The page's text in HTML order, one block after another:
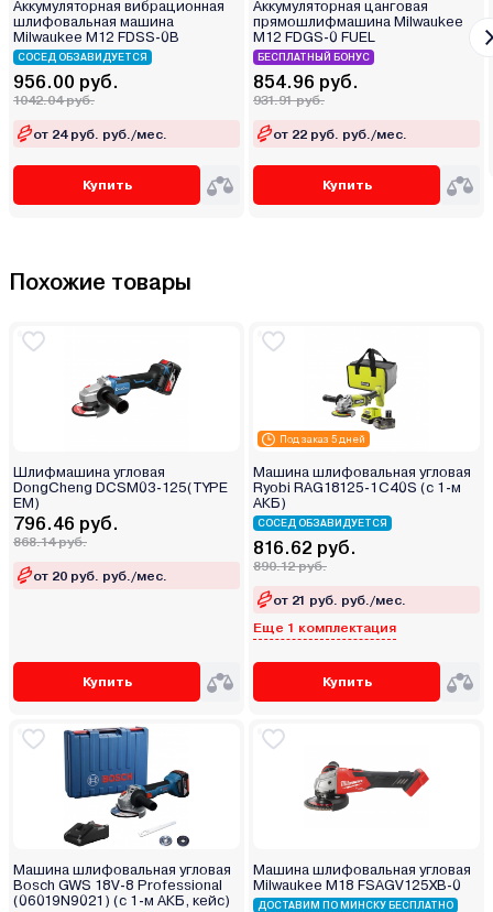
Аккумуляторная вибрационная
шлифовальная машина
Milwaukee M12 FDSS-0B
СОСЕД ОБЗАВИДУЕТСЯ
956.00 руб.
1042.04 руб.
от 24 руб. руб./мес.
Купить
Аккумуляторная цанговая
прямошлифмашина Milwaukee
M12 FDGS-0 FUEL
БЕСПЛАТНЫЙ БОНУС
854.96 руб.
931.91 руб.
от 22 руб. руб./мес.
Купить
Похожие товары
Шлифмашина угловая
DongCheng DCSM03-125(TYPE
EM)
796.46 руб.
868.14 руб.
от 20 руб. руб./мес.
Купить
Под заказ 5 дней
Машина шлифовальная угловая
Ryobi RAG18125-1C40S (с 1-м
АКБ)
СОСЕД ОБЗАВИДУЕТСЯ
816.62 руб.
890.12 руб.
от 21 руб. руб./мес.
Еще 1 комплектация
Купить
Машина шлифовальная угловая
Bosch GWS 18V-8 Professional
(06019N9021) (с 1-м АКБ, кейс)
Машина шлифовальная угловая
Milwaukee M18 FSAGV125XB-0
ДОСТАВИМ ПО МИНСКУ БЕСПЛАТНО